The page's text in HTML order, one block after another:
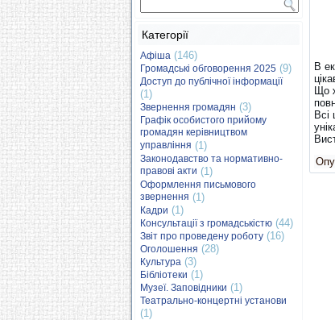
Категорії
Афіша (146)
Громадські обговорення 2025 (9)
Доступ до публічної інформації
(1)
Звернення громадян (3)
Графік особистого прийому
громадян керівництвом
управління (1)
Законодавство та нормативно-
правові акти (1)
Оформлення письмового
звернення (1)
Кадри (1)
Консультації з громадськістю (44)
Звіт про проведену роботу (16)
Оголошення (28)
Культура (3)
Бібліотеки (1)
Музеї. Заповідники (1)
Театрально-концертні установи
(1)
В
Що
Всі